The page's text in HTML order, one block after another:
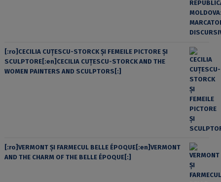
[:ro]CECILIA CUŢESCU-STORCK ŞI FEMEILE PICTORE ŞI
SCULPTORE[:en]CECILIA CUŢESCU-STORCK AND THE
WOMEN PAINTERS AND SCULPTORS[:]
[:ro]VERMONT ȘI FARMECUL BELLE ÉPOQUE[:en]VERMONT
AND THE CHARM OF THE BELLE ÉPOQUE[:]